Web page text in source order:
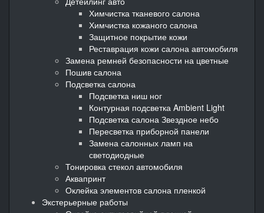
Химчистка тканевого салона
Химчистка кожаного салона
Защитное покрытие кожи
Реставрация кожи салона автомобиля
Замена ремней безопасности на цветные
Пошив салона
Подсветка салона
Подсветка ниш ног
Контурная подсветка Ambient Light
Подсветка салона Звездное небо
Пересветка приборной панели
Замена салонных ламп на
светодиодные
Тонировка стекол автомобиля
Аквапринт
Оклейка элементов салона пленкой
Экстерьерные работы